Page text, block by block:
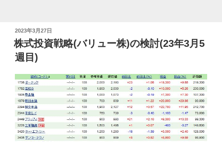
投
稿
日:
2023年3月27日
株式投資戦略(バリュー株)の検討(23年3月5
週目)